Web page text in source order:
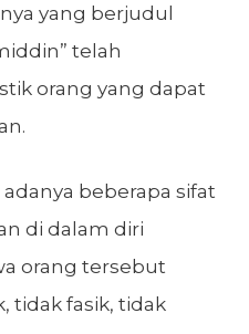
yang berjudul
telah
orang yang dapat
beberapa sifat
di dalam diri
orang tersebut
tidak fasik, tidak